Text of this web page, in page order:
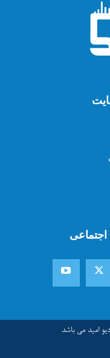
اجتماعی
امید می باشد